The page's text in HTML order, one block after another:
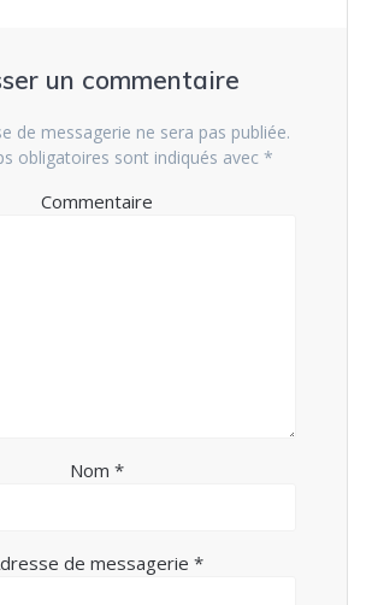
un commentaire
de messagerie ne sera pas publiée.
obligatoires sont indiqués avec *
Commentaire
Nom *
de messagerie *